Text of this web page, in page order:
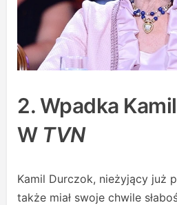
2. Wpadka
W TVN
Kamil Durczok, nieżyjący już
także miał swoje chwile